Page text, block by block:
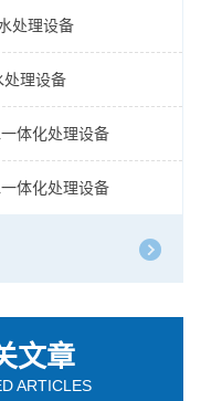
处理设备
处理设备
体化处理设备
体化处理设备
文章
ARTICLES